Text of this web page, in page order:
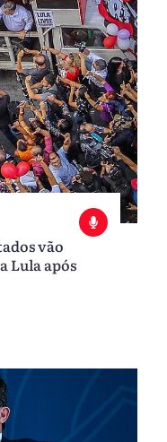
vão
Lula após